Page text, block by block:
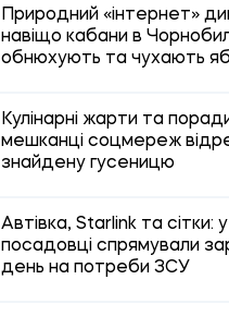
Природний «інтернет»
навіщо кабани в
обнюхують та чухають
Кулінарні жарти та
мешканці соцмереж
знайдену гусеницю
Автівка, Starlink та сітки:
посадовці спрямували
день на потреби ЗСУ